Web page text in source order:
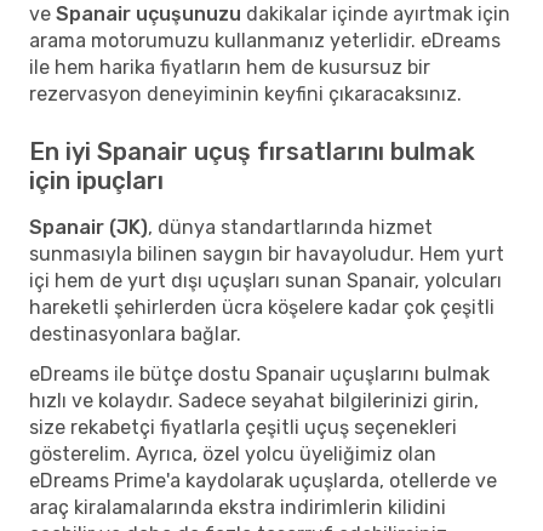
ve Spanair uçuşunuzu dakikalar içinde ayırtmak için
arama motorumuzu kullanmanız yeterlidir. eDreams
ile hem harika fiyatların hem de kusursuz bir
rezervasyon deneyiminin keyfini çıkaracaksınız.
En iyi Spanair uçuş fırsatlarını bulmak
için ipuçları
Spanair (JK), dünya standartlarında hizmet
sunmasıyla bilinen saygın bir havayoludur. Hem yurt
içi hem de yurt dışı uçuşları sunan Spanair, yolcuları
hareketli şehirlerden ücra köşelere kadar çok çeşitli
destinasyonlara bağlar.
eDreams ile bütçe dostu Spanair uçuşlarını bulmak
hızlı ve kolaydır. Sadece seyahat bilgilerinizi girin,
size rekabetçi fiyatlarla çeşitli uçuş seçenekleri
gösterelim. Ayrıca, özel yolcu üyeliğimiz olan
eDreams Prime'a kaydolarak uçuşlarda, otellerde ve
araç kiralamalarında ekstra indirimlerin kilidini